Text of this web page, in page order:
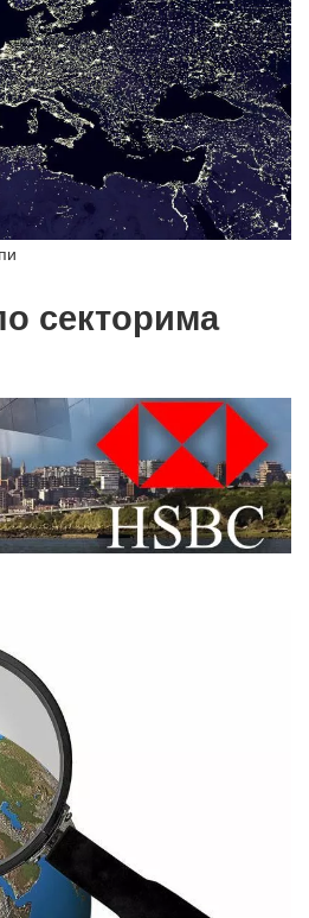
секторима